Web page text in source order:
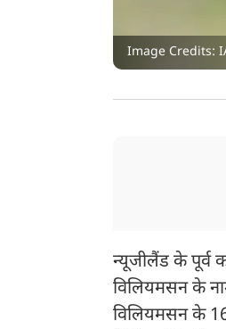
Image Credits:
न्यूजीलैंड के पूर्व
विलियमसन के
विलियमसन के 16